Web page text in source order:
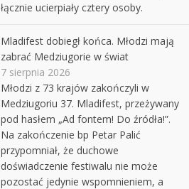
łącznie ucierpiały cztery osoby.
Mladifest dobiegł końca. Młodzi mają
zabrać Medziugorie w świat
7 sierpnia 2026
Młodzi z 73 krajów zakończyli w
Medziugoriu 37. Mladifest, przeżywany
pod hasłem „Ad fontem! Do źródła!”.
Na zakończenie bp Petar Palić
przypomniał, że duchowe
doświadczenie festiwalu nie może
pozostać jedynie wspomnieniem, a